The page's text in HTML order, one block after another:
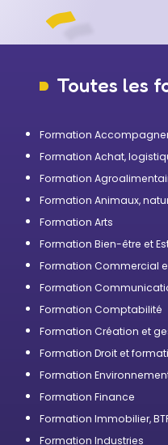
Toutes les
Formation
Formation Achat,
Formation
Formation Animaux,
Formation Arts
Formation Bien-être et
Formation Commercial
Formation
Formation Comptabilité
Formation Création et
Formation Droit et
Formation
Formation Finance
Formation Immobilier,
Formation Industries